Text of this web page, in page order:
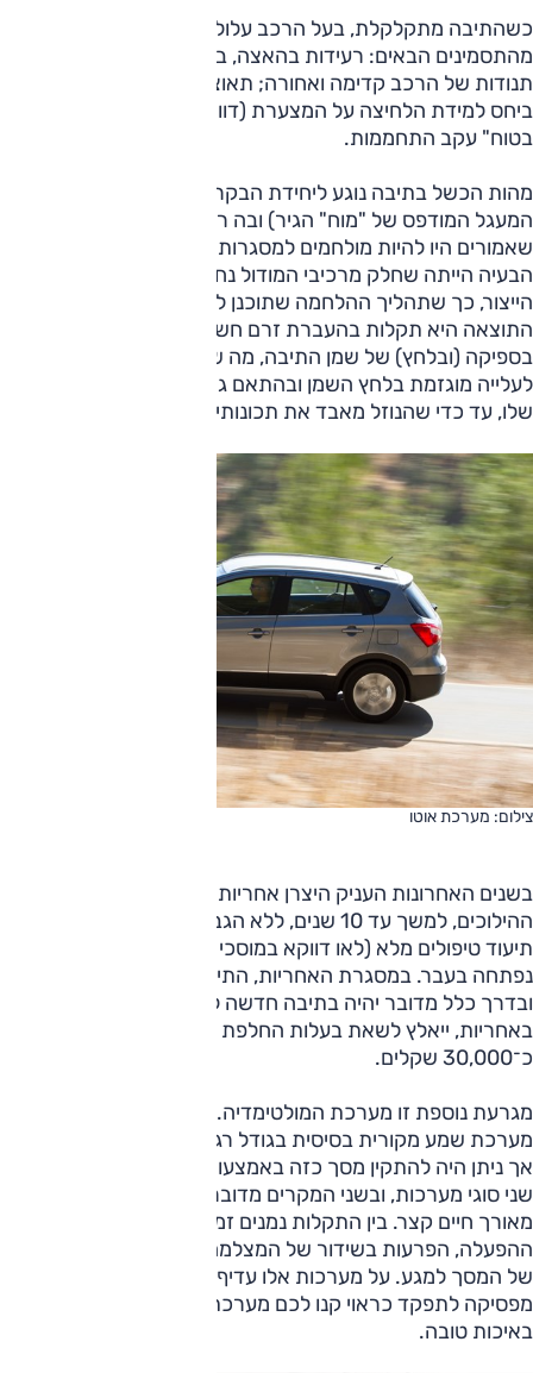
כשהתיבה מתקלקלת, בעל הרכב עלול להרגיש אחד או יותר
מהתסמינים הבאים: רעידות בהאצה, בעיקר במהירויות נמוכות;
תנודות של הרכב קדימה ואחורה; תאוצה איטית וללא הלימה
ביחס למידת הלחיצה על המצערת (דוושת הגז); כניסה ל"מצב
בטוח" עקב התחממות.
מהות הכשל בתיבה נוגע ליחידת הבקרה של התיבה (מודול;
המעגל המודפס של "מוח" הגיר) ובה רכיבים חשמליים (נגדים)
שאמורים היו להיות מולחמים למסגרות עופרת על גבי הלוח.
הבעיה הייתה שחלק מרכיבי המודול נחשפו ללחות בתהליך
הייצור, כך שתהליך ההלחמה שתוכנן לנגדים כשל כתוצאה מכך.
התוצאה היא תקלות בהעברת זרם חשמלי לסולנואידים השולטים
בספיקה (ובלחץ) של שמן התיבה, מה שעלול לגרום בין היתר
לעלייה מוגזמת בלחץ השמן ובהתאם גם לעלייה בטמפרטורה
שלו, עד כדי שהנוזל מאבד את תכונותיו.
צילום: מערכת אוטו
בשנים האחרונות העניק היצרן אחריות מורחבת לתיבת
ההילוכים, למשך עד 10 שנים, ללא הגבלת נסועה ובלבד שיש
תיעוד טיפולים מלא (לאו דווקא במוסכי רשת סוזוקי) והתיבה לא
נפתחה בעבר. במסגרת האחריות, התיבה מוחלפת בשלמותה,
ובדרך כלל מדובר יהיה בתיבה חדשה לגמרי. מי שרכבו אינו
באחריות, ייאלץ לשאת בעלות החלפת התיבה בשווי של
כ־30,000 שקלים.
מגרעת נוספת זו מערכת המולטימדיה. קרוסאובר הוצע עם
אך ניתן היה להתקין מסך כזה באמצעות מתקין חיצוני. כאמור, היו
שני סוגי מערכות, ובשני המקרים מדובר במוצרים זולים שסבלו
מאורך חיים קצר. בין התקלות נמנים זמן עלייה ממושך של מערת
ההפעלה, הפרעות בשידור של המצלמה האחורית וחוסר תגובה
של המסך למגע. על מערכות אלו עדיף לוותר, וביום שהמערכת
מפסיקה לתפקד כראוי קנו לכם מערכת מולטימדיה משלכם,
באיכות טובה.